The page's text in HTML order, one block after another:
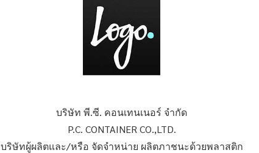
บริษัท พี.ซี. คอนเทนเนอร์ จำกัด
P.C. CONTAINER CO.,LTD.
บริษัทผู้ผลิตและ/หรือ จัดจำหน่าย ผลิตภาชนะด้วยพลาสติก